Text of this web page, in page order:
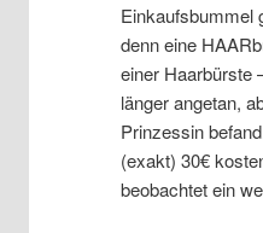
Einkaufsbummel
denn eine
einer Haarbürste
länger angetan,
Prinzessin
(exakt) 30€
beobachtet ein